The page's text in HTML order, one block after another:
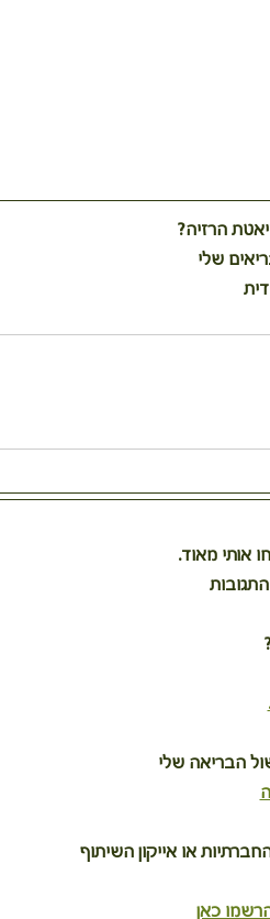
הרזיה?
שלי
אותי מאוד.
הבריאה שלי
או אייקון השיתוף
הרשמו כאן